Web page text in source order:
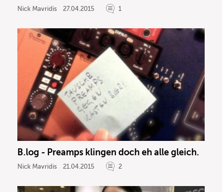
Nick Mavridis 27.04.2015 1
B.log - Preamps klingen doch eh alle gleich.
Nick Mavridis 21.04.2015 2